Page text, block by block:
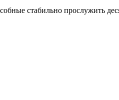
стабильно прослужить